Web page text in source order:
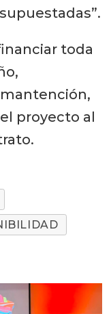
toda
proyecto al